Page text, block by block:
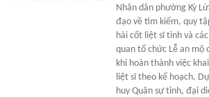
Nhân dân phường Kỳ
đạo về tìm kiếm, quy
hài cốt liệt sĩ tỉnh và
quan tổ chức Lễ an mộ
khi hoàn thành việc
liệt sĩ theo kế hoạch.
huy Quân sự tỉnh, đại